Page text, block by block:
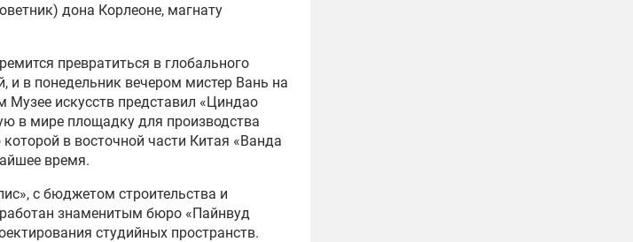
дона Корлеоне, магнату
превратиться в глобального
и в понедельник вечером мистер Вань на
Музее искусств представил «Циндао
в мире площадку для производства
в восточной части Китая «Ванда
время.
с бюджетом строительства и
знаменитым бюро «Пайнвуд
студийных пространств.